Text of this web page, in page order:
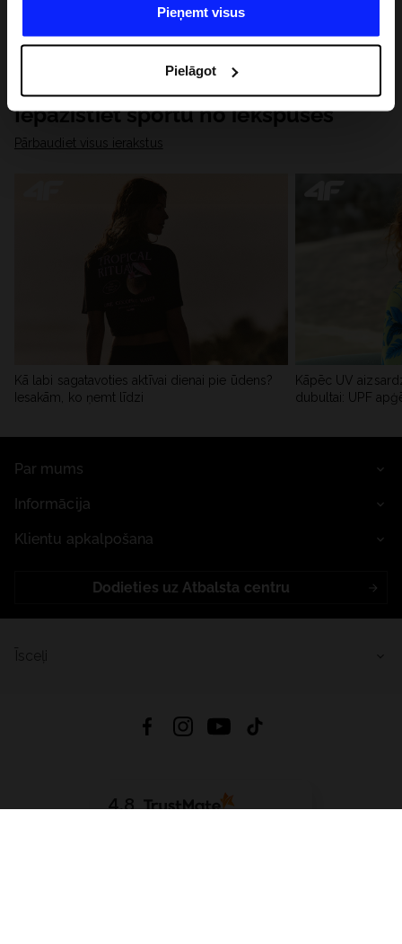
Jūsu atļauju, mēs varam pārsūtīt Jūsu personas datus
saviem partneriem, lai uzlabotu veidu, kadā tiek rādīta
saturu un uzlabotu mūsu partneru piedāvātos risinajumus
( piem. socialos tīklus). Detalizētu informāciju var atrast
mūsu Privātuma politikā un sadaļā "Detaļas".
Pieņemt visus
Pielāgot
Iepazīstiet sportu no iekšpuses
Pārbaudiet visus ierakstus
Kā labi sagatavoties aktīvai dienai pie ūdens?
Iesakām, ko ņemt līdzi
Kāpēc UV
dubultai: UPF
Par mums
Informācija
Klientu apkalpošana
Dodieties uz Atbalsta centru
4.8